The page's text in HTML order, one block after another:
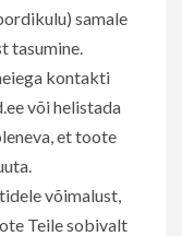
samale
tasumine.
kontakti
või helistada
et toote
võimalust,
Teile sobivalt